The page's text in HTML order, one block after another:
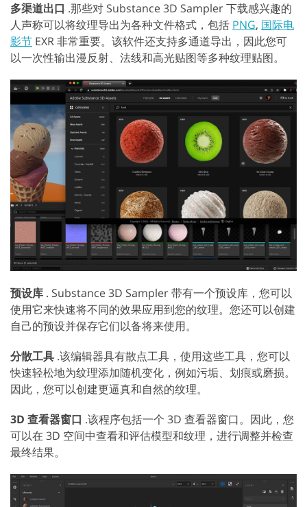
多渠道出口 .那些对 Substance 3D Sampler 下载感兴趣的
人声称可以将纹理导出为各种文件格式，包括 PNG, 国际电
影节 EXR 非常重要。该软件还支持多通道导出，因此您可
以一次性输出漫反射、法线和高光贴图等多种纹理贴图。
预设库 . Substance 3D Sampler 带有一个预设库，您可以
使用它来快速将不同的效果应用到您的纹理。您还可以创建
自己的预设并保存它们以备将来使用。
分散工具 .该编辑器具有散点工具，使用这些工具，您可以
快速轻松地为纹理添加随机变化，例如污垢、划痕或磨损。
因此，您可以创建更逼真和自然的纹理。
3D 查看器窗口 .该程序包括一个 3D 查看器窗口。因此，您
可以在 3D 空间中查看和评估模型和纹理，进行调整并检查
最终结果。